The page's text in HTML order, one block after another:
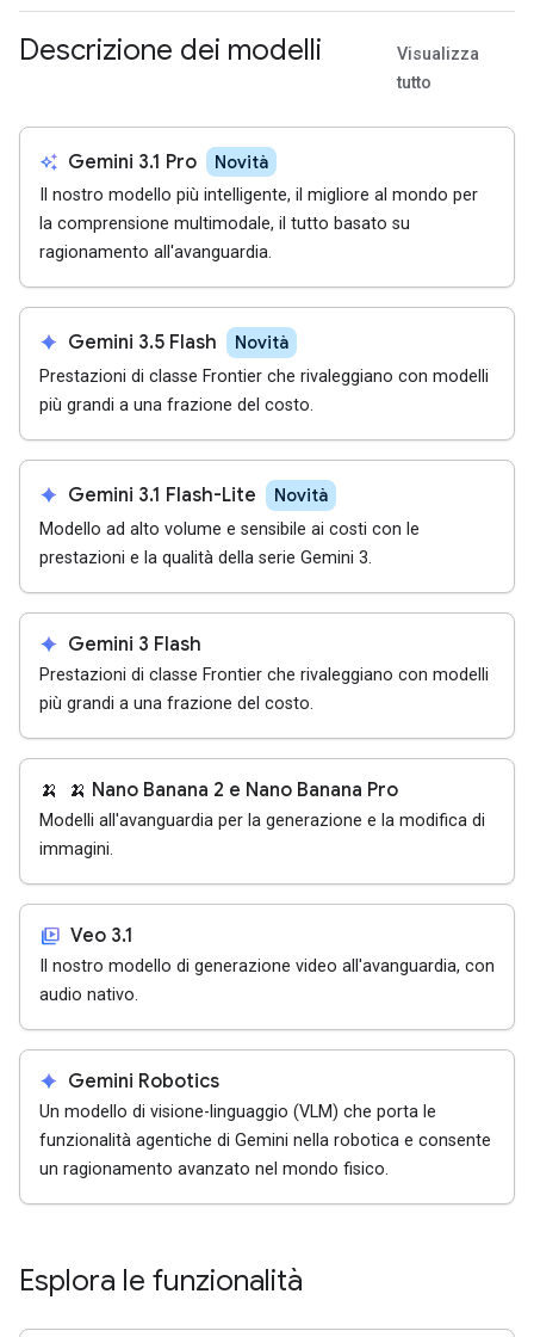
Descrizione dei modelli
Visualizza
tutto
auto_awesome Gemini 3.1 Pro Novità
Il nostro modello più intelligente, il migliore al mondo per
la comprensione multimodale, il tutto basato su
ragionamento all'avanguardia.
spark Gemini 3.5 Flash Novità
Prestazioni di classe Frontier che rivaleggiano con modelli
più grandi a una frazione del costo.
spark Gemini 3.1 Flash-Lite Novità
Modello ad alto volume e sensibile ai costi con le
prestazioni e la qualità della serie Gemini 3.
spark Gemini 3 Flash
Prestazioni di classe Frontier che rivaleggiano con modelli
più grandi a una frazione del costo.
🍌 🍌 Nano Banana 2 e Nano Banana Pro
Modelli all'avanguardia per la generazione e la modifica di
immagini.
video_library Veo 3.1
Il nostro modello di generazione video all'avanguardia, con
audio nativo.
spark Gemini Robotics
Un modello di visione-linguaggio (VLM) che porta le
funzionalità agentiche di Gemini nella robotica e consente
un ragionamento avanzato nel mondo fisico.
Esplora le funzionalità